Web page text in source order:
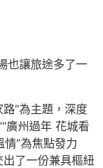
也讓旅途多了一
”為主題，深度
廣州過年 花城看
情”為焦點發力
了一份兼具樞紐